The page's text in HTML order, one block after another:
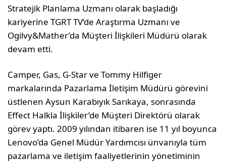
Stratejik Planlama Uzmanı olarak başladığı
kariyerine TGRT TV’de Araştırma Uzmanı ve
Ogilvy&Mather’da Müşteri İlişkileri Müdürü olarak
devam etti.
Camper, Gas, G-Star ve Tommy Hilfiger
markalarında Pazarlama İletişim Müdürü görevini
üstlenen Aysun Karabıyık Sarıkaya, sonrasında
Effect Halkla İlişkiler’de Müşteri Direktörü olarak
görev yaptı. 2009 yılından itibaren ise 11 yıl boyunca
Lenovo’da Genel Müdür Yardımcısı ünvanıyla tüm
pazarlama ve iletişim faaliyetlerinin yönetiminin